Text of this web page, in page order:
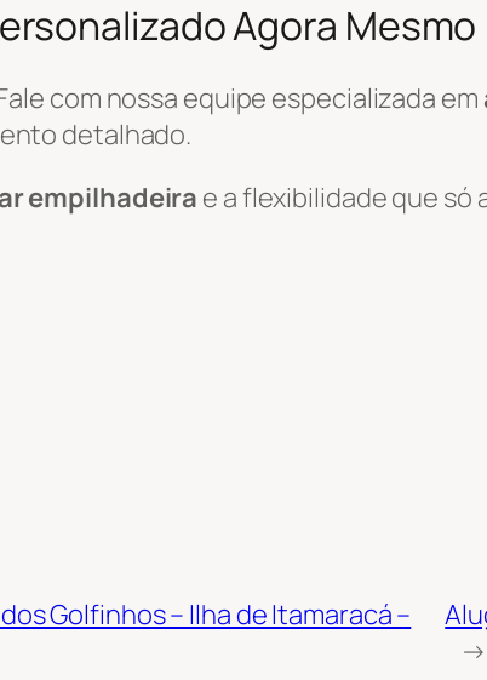
Agora Mesmo
com nossa equipe especializada em
detalhado.
empilhadeirae a flexibilidade que só
Golfinhos – Ilha de Itamaracá –
→